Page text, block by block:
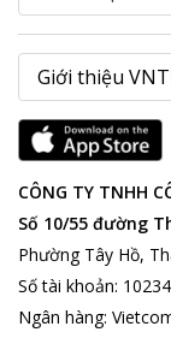
CÔNG TY TNHH
Số 10/55 đường
Phường Tây Hồ,
Số tài khoản:
Ngân hàng: